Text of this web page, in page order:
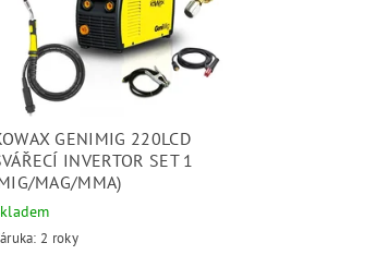
GENIMIG 220LCD
INVERTOR SET 1
MAG/MMA)
2 roky